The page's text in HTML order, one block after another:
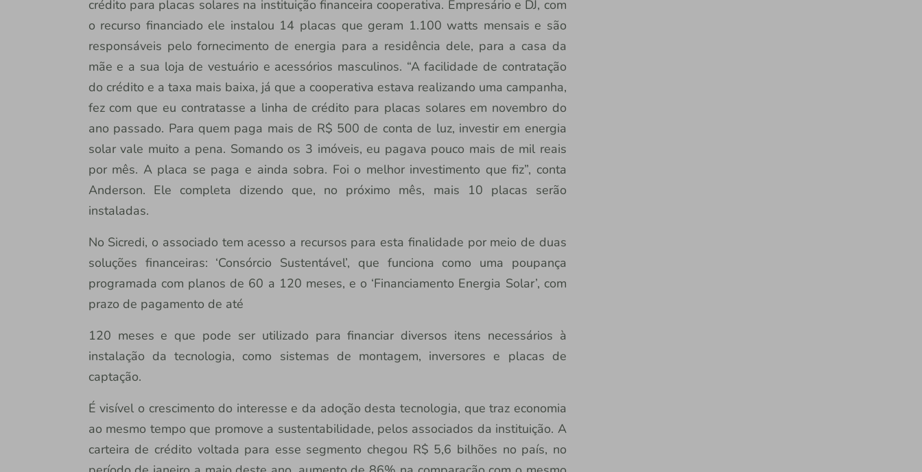
crédito para placas solares na instituição financeira cooperativa. Empresário e DJ, com
o recurso financiado ele instalou 14 placas que geram 1.100 watts mensais e são
responsáveis pelo fornecimento de energia para a residência dele, para a casa da
mãe e a sua loja de vestuário e acessórios masculinos. “A facilidade de contratação
do crédito e a taxa mais baixa, já que a cooperativa estava realizando uma campanha,
fez com que eu contratasse a linha de crédito para placas solares em novembro do
ano passado. Para quem paga mais de R$ 500 de conta de luz, investir em energia
solar vale muito a pena. Somando os 3 imóveis, eu pagava pouco mais de mil reais
por mês. A placa se paga e ainda sobra. Foi o melhor investimento que fiz”, conta
Anderson. Ele completa dizendo que, no próximo mês, mais 10 placas serão
instaladas.
No Sicredi, o associado tem acesso a recursos para esta finalidade por meio de duas
soluções financeiras: ‘Consórcio Sustentável’, que funciona como uma poupança
programada com planos de 60 a 120 meses, e o ‘Financiamento Energia Solar’, com
prazo de pagamento de até
120 meses e que pode ser utilizado para financiar diversos itens necessários à
instalação da tecnologia, como sistemas de montagem, inversores e placas de
captação.
É visível o crescimento do interesse e da adoção desta tecnologia, que traz economia
ao mesmo tempo que promove a sustentabilidade, pelos associados da instituição. A
carteira de crédito voltada para esse segmento chegou R$ 5,6 bilhões no país, no